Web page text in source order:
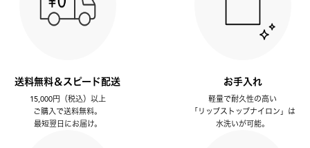
送料無料＆スピード配送
15,000円（税込）以上
ご購入で送料無料。
最短翌日にお届け。
お手入れ
軽量で耐久性の高い
「リップストップナイロン」は
水洗いが可能。